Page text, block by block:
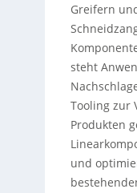
Greifern
steht
Tooling zur
Produkten
und